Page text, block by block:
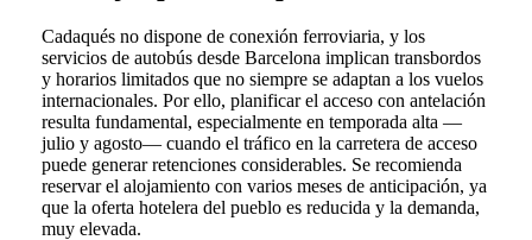
Cadaqués no dispone de conexión ferroviaria, y los
servicios de autobús desde Barcelona implican transbordos
y horarios limitados que no siempre se adaptan a los vuelos
internacionales. Por ello, planificar el acceso con antelación
resulta fundamental, especialmente en temporada alta —
julio y agosto— cuando el tráfico en la carretera de acceso
puede generar retenciones considerables. Se recomienda
reservar el alojamiento con varios meses de anticipación, ya
que la oferta hotelera del pueblo es reducida y la demanda,
muy elevada.